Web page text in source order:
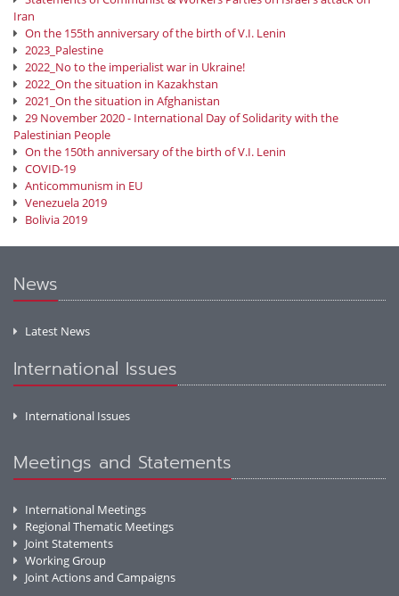
Iran
On the 155th anniversary of the birth of V.I. Lenin
2023_Palestine
2022_No to the imperialist war in Ukraine!
2022_On the situation in Kazakhstan
2021_On the situation in Afghanistan
29 November 2020 - International Day of Solidarity with the
Palestinian People
On the 150th anniversary of the birth of V.I. Lenin
COVID-19
Anticommunism in EU
Venezuela 2019
Bolivia 2019
News
Latest News
International Issues
International Issues
Meetings and Statements
International Meetings
Regional Thematic Meetings
Joint Statements
Working Group
Joint Actions and Campaigns